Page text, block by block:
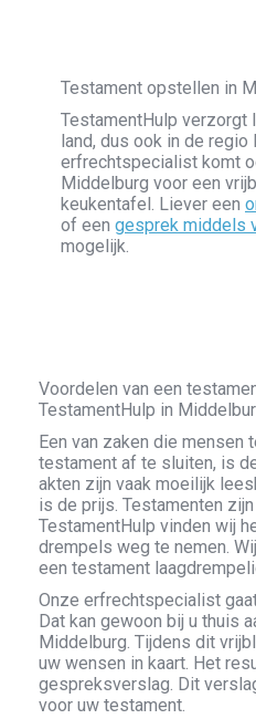
Testament opstellen in
TestamentHulp verzorgt
land, dus ook in de regio
erfrechtspecialist komt
Middelburg voor een
keukentafel. Liever een
of een gesprek middels
mogelijk.
Voordelen van een
TestamentHulp in
Een van zaken die mensen
testament af te sluiten, is
akten zijn vaak moeilijk
is de prijs. Testamenten zijn
TestamentHulp vinden wij
drempels weg te nemen.
een testament
Onze erfrechtspecialist
Dat kan gewoon bij u thuis
Middelburg. Tijdens dit
uw wensen in kaart. Het
gespreksverslag. Dit
voor uw testament.